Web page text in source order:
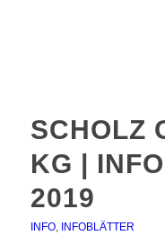
SCHOLZ
KG |
2019
INFO, INFOBLÄTTER